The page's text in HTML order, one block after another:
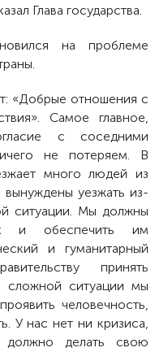
Глава государства.
на проблеме
«Добрые отношения с
Самое главное,
с соседними
не потеряем. В
много людей из
уезжать из-
ситуации. Мы должны
и обеспечить им
и гуманитарный
принять
ситуации мы
человечность,
У нас нет ни кризиса,
должно делать свою